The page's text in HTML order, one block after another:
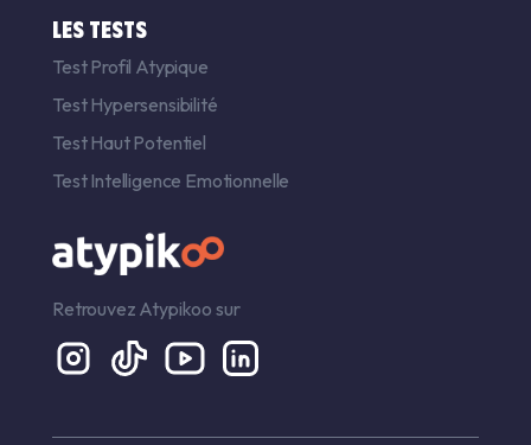
LES TESTS
Test Profil Atypique
Test Hypersensibilité
Test Haut Potentiel
Test Intelligence Emotionnelle
Retrouvez Atypikoo sur